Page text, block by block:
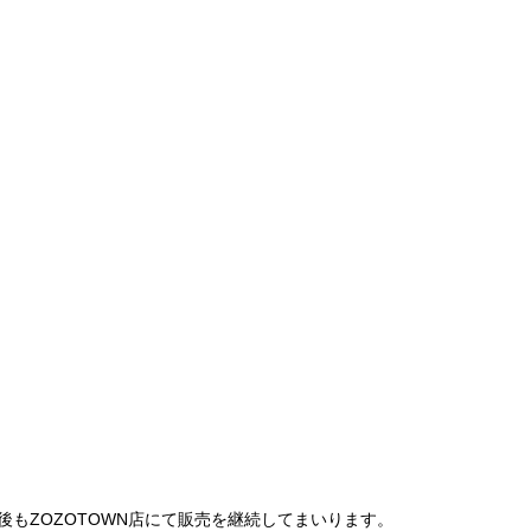
ZOZOTOWN店にて販売を継続してまいります。